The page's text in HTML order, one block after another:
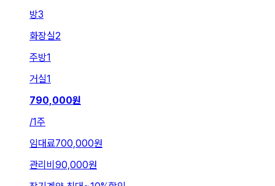
방3
화장실2
주방1
거실1
790,000원
/1주
임대료700,000원
관리비 90,000원